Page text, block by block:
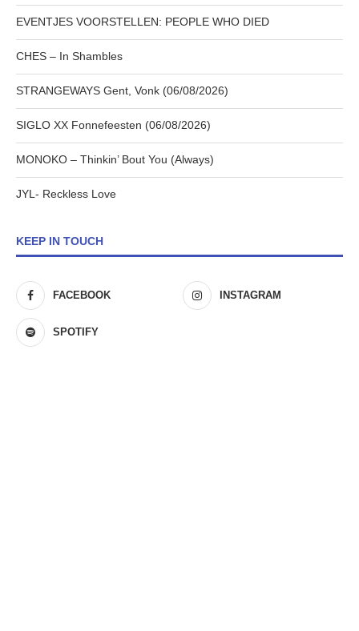
EVENTJES VOORSTELLEN: PEOPLE WHO DIED
CHES – In Shambles
STRANGEWAYS Gent, Vonk (06/08/2026)
SIGLO XX Fonnefeesten (06/08/2026)
MONOKO – Thinkin’ Bout You (Always)
JYL- Reckless Love
KEEP IN TOUCH
FACEBOOK INSTAGRAM
SPOTIFY